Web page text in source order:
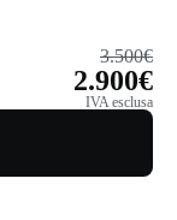
3.500€
2.900€
IVA esclusa